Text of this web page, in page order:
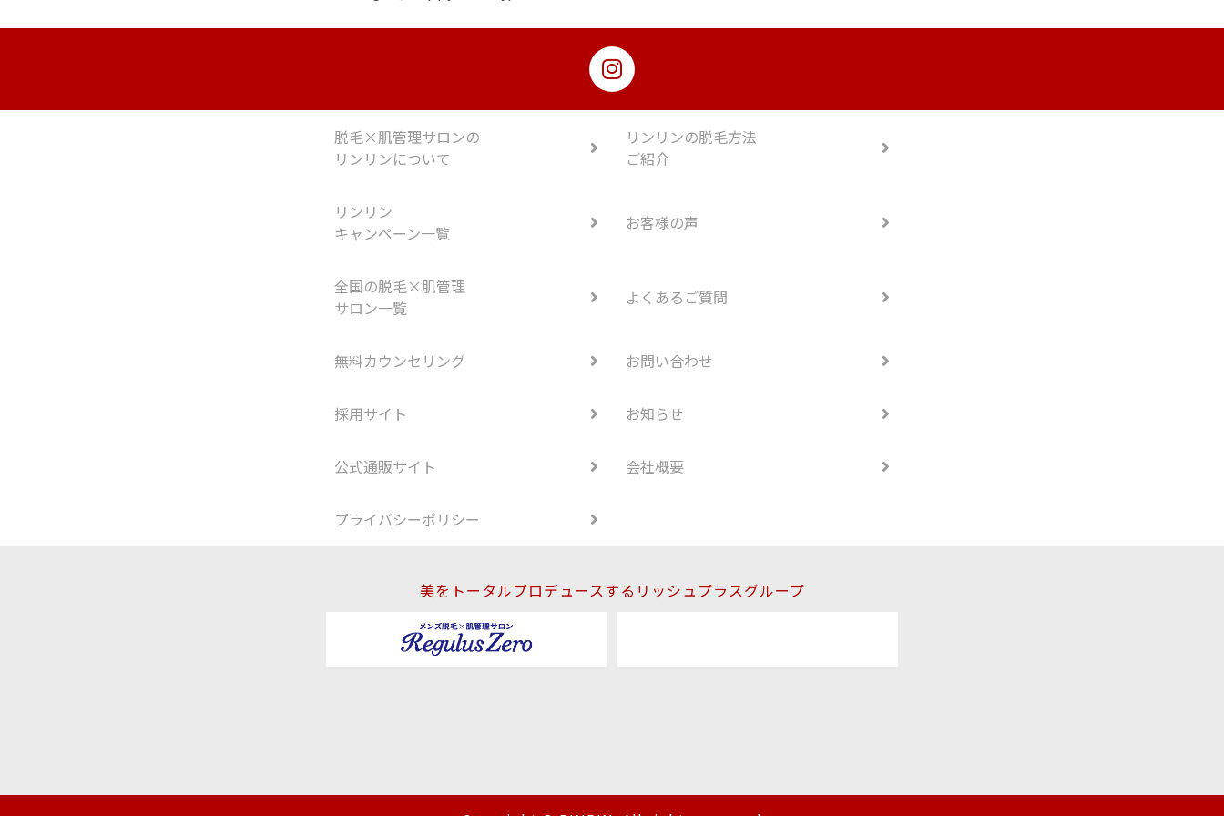
脱毛×肌管理サロンの
リンリンについて
リンリンの脱毛方法
ご紹介
リンリン
キャンペーン一覧
お客様の声
全国の脱毛×肌管理
サロン一覧
よくあるご質問
無料カウンセリング お問い合わせ
採用サイト お知らせ
公式通販サイト 会社概要
プライバシーポリシー
美をトータルプロデュースするリッシュプラスグループ